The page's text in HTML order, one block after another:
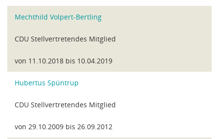
Mechthild Volpert-Bertling
CDU Stellvertretendes Mitglied
von 11.10.2018 bis 10.04.2019
Hubertus Spüntrup
CDU Stellvertretendes Mitglied
von 29.10.2009 bis 26.09.2012